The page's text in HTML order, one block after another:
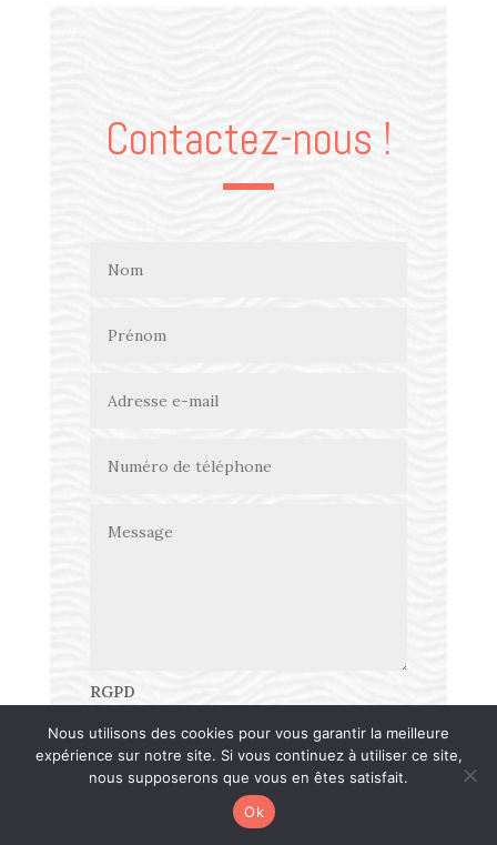
Contactez-nous !
RGPD
En cochant cette case, j'accepte
explicitement que les informations
personnelles renseignées ci-dessus soient
utilisées pour me recontacter dans le
cadre de la relation commerciale qui
Nous utilisons des cookies pour vous garantir la meilleure
expérience sur notre site. Si vous continuez à utiliser ce site,
nous supposerons que vous en êtes satisfait.
Ok